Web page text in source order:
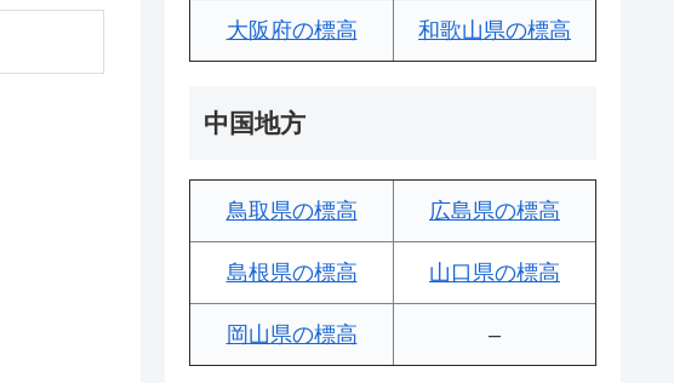
大阪府の標高 和歌山県の標高
中国地方
鳥取県の標高 広島県の標高
島根県の標高 山口県の標高
岡山県の標高 –